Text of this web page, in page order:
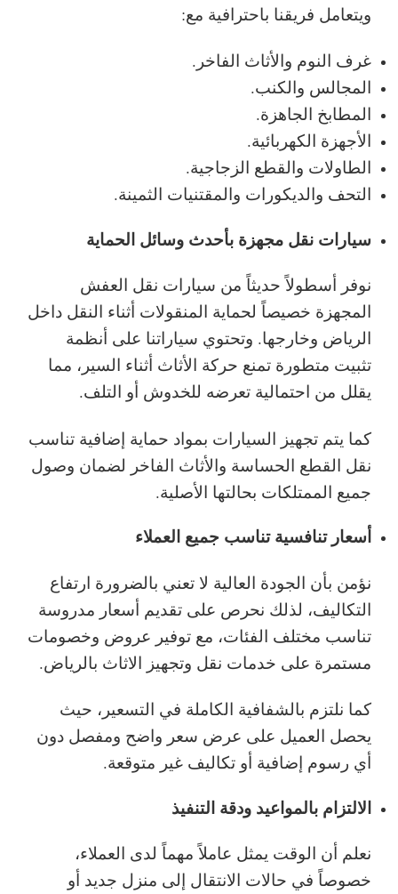
ويتعامل فريقنا باحترافية مع:
غرف النوم والأثاث الفاخر.
المجالس والكنب.
المطابخ الجاهزة.
الأجهزة الكهربائية.
الطاولات والقطع الزجاجية.
التحف والديكورات والمقتنيات الثمينة.
سيارات نقل مجهزة بأحدث وسائل الحماية
نوفر أسطولاً حديثاً من سيارات نقل العفش
المجهزة خصيصاً لحماية المنقولات أثناء النقل داخل
الرياض وخارجها. وتحتوي سياراتنا على أنظمة
تثبيت متطورة تمنع حركة الأثاث أثناء السير، مما
يقلل من احتمالية تعرضه للخدوش أو التلف.
كما يتم تجهيز السيارات بمواد حماية إضافية تناسب
نقل القطع الحساسة والأثاث الفاخر لضمان وصول
جميع الممتلكات بحالتها الأصلية.
أسعار تنافسية تناسب جميع العملاء
نؤمن بأن الجودة العالية لا تعني بالضرورة ارتفاع
التكاليف، لذلك نحرص على تقديم أسعار مدروسة
تناسب مختلف الفئات، مع توفير عروض وخصومات
مستمرة على خدمات نقل وتجهيز الاثاث بالرياض.
كما نلتزم بالشفافية الكاملة في التسعير، حيث
يحصل العميل على عرض سعر واضح ومفصل دون
أي رسوم إضافية أو تكاليف غير متوقعة.
الالتزام بالمواعيد ودقة التنفيذ
نعلم أن الوقت يمثل عاملاً مهماً لدى العملاء،
خصوصاً في حالات الانتقال إلى منزل جديد أو